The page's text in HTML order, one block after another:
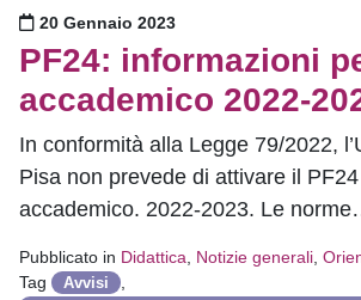
Pubblicato il
20 Gennaio 2023
PF24: informazioni
accademico 2022-
In conformità alla Legge 79/2022,
Pisa non prevede di attivare il PF24
accademico. 2022-2023. Le
Pubblicato in Didattica Notizie generali
Tag
Avvisi